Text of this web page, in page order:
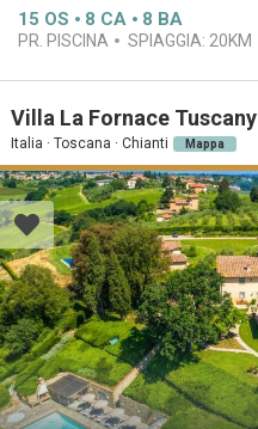
15 OS 8 CA 8 BA
PR. PISCINA SPIAGGIA: 20KM
Villa La Fornace Tuscany
Italia · Toscana · Chianti Mappa